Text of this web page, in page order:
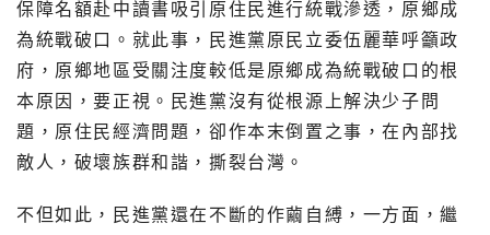
保障名額赴中讀書吸引原住民進行統戰滲透，原鄉成
為統戰破口。就此事，民進黨原民立委伍麗華呼籲政
府，原鄉地區受關注度較低是原鄉成為統戰破口的根
本原因，要正視。民進黨沒有從根源上解決少子問
題，原住民經濟問題，卻作本末倒置之事，在內部找
敵人，破壞族群和諧，撕裂台灣。
不但如此，民進黨還在不斷的作繭自縛，一方面，繼